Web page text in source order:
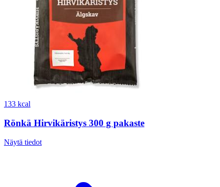
133 kcal
Rönkä Hirvikäristys 300 g pakaste
Näytä tiedot